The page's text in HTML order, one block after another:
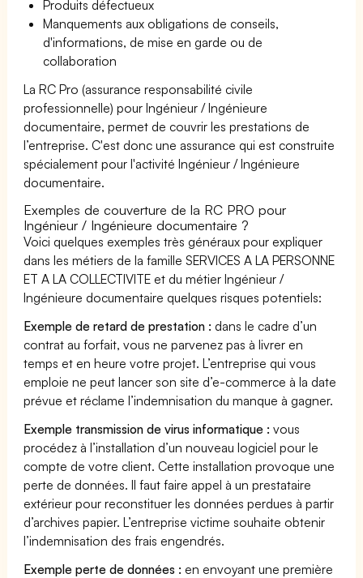
Produits défectueux
Manquements aux obligations de conseils,
d'informations, de mise en garde ou de
collaboration
La RC Pro (assurance responsabilité civile
professionnelle) pour Ingénieur / Ingénieure
documentaire, permet de couvrir les prestations de
l’entreprise. C'est donc une assurance qui est construite
spécialement pour l'activité Ingénieur / Ingénieure
documentaire.
Exemples de couverture de la RC PRO pour
Ingénieur / Ingénieure documentaire ?
Voici quelques exemples très généraux pour expliquer
dans les métiers de la famille SERVICES A LA PERSONNE
ET A LA COLLECTIVITE et du métier Ingénieur /
Ingénieure documentaire quelques risques potentiels:
Exemple de retard de prestation : dans le cadre d’un
contrat au forfait, vous ne parvenez pas à livrer en
temps et en heure votre projet. L’entreprise qui vous
emploie ne peut lancer son site d’e-commerce à la date
prévue et réclame l’indemnisation du manque à gagner.
Exemple transmission de virus informatique : vous
procédez à l’installation d’un nouveau logiciel pour le
compte de votre client. Cette installation provoque une
perte de données. Il faut faire appel à un prestataire
extérieur pour reconstituer les données perdues à partir
d’archives papier. L’entreprise victime souhaite obtenir
l’indemnisation des frais engendrés.
Exemple perte de données : en envoyant une première